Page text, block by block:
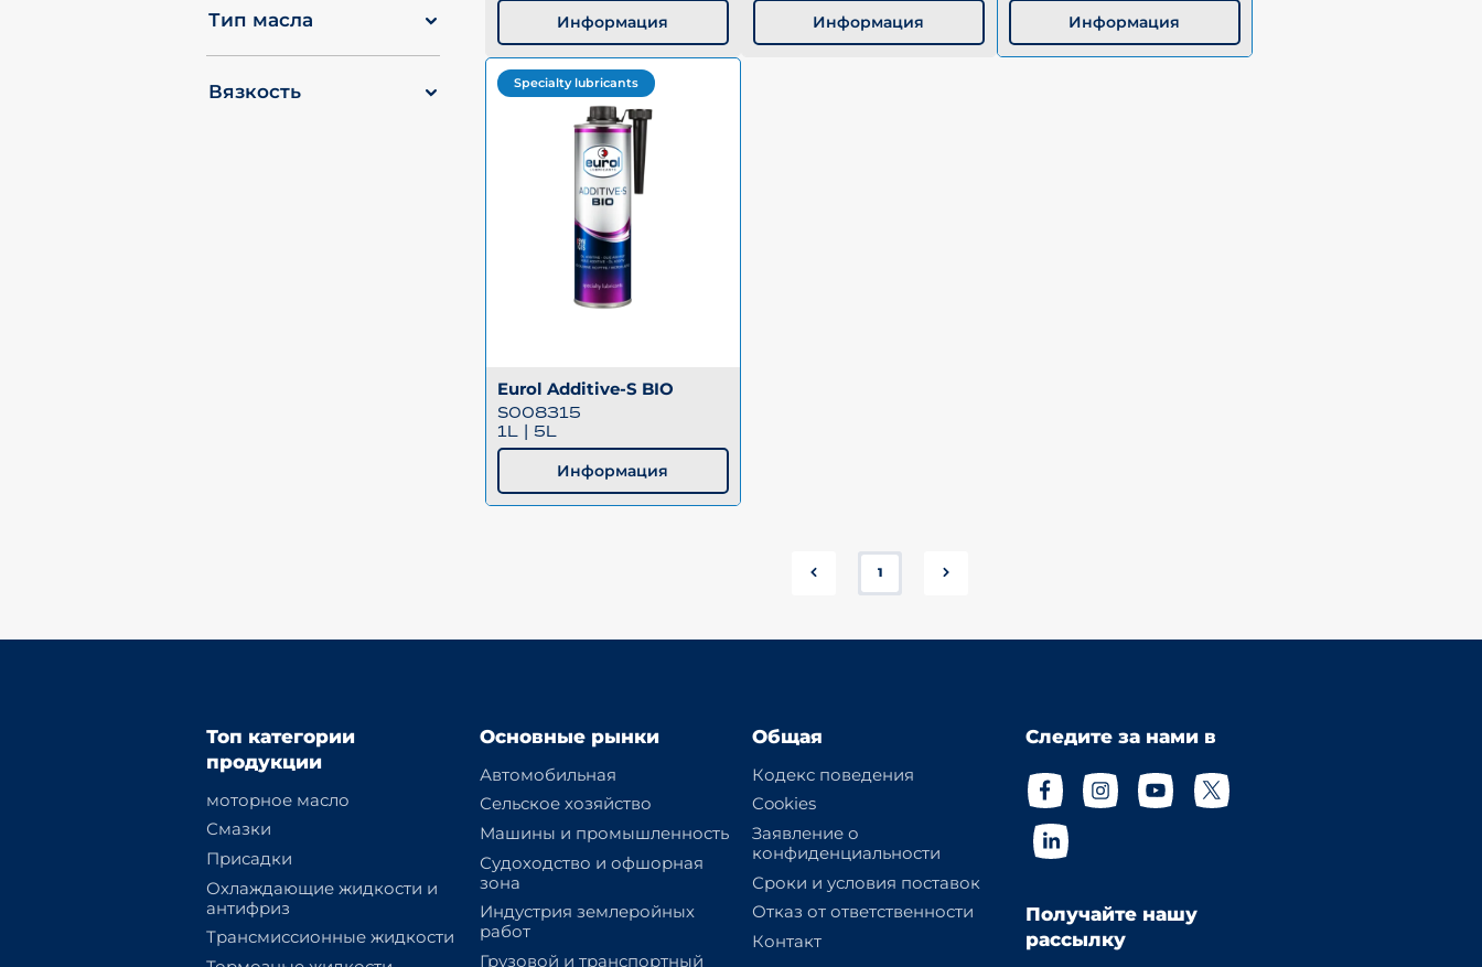
Тип масла
Вязкость
Информация Информация Информация
Specialty lubricants
Eurol Additive-S BIO
S008315
1L
5L
Информация
1
Топ категории
продукции
моторное масло
Смазки
Присадки
Охлаждающие жидкости и
антифриз
Трансмиссионные жидкости
Основные рынки
Автомобильная
Сельское хозяйство
Машины и промышленность
Судоходство и офшорная
зона
Индустрия землеройных
работ
Грузовой и транспортный
Общая
Кодекс поведения
Cookies
Заявление о
конфиденциальности
Сроки и условия поставок
Отказ от ответственности
Контакт
Следите за нами в
Получайте нашу
рассылку